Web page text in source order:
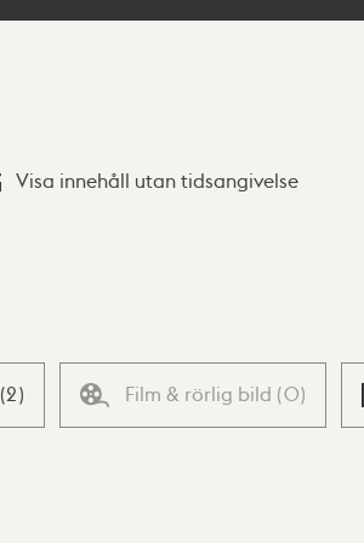
Visa innehåll utan tidsangivelse
(2) Film & rörlig bild (0)